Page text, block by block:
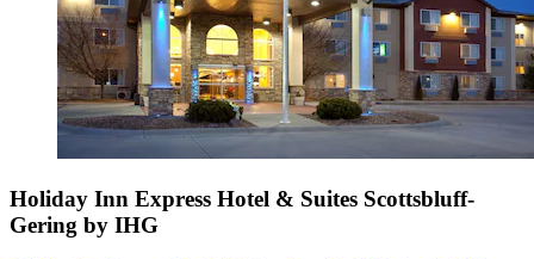
Holiday Inn Express Hotel & Suites Scottsbluff-
Gering by IHG